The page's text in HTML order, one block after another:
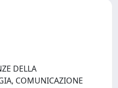
DELLA
COMUNICAZIONE